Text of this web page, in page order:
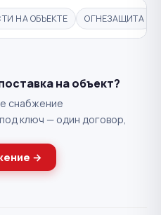
НА ОБЪЕКТЕ ОГНЕЗАЩИТА
на объект?
снабжение
ключ — один договор,
→